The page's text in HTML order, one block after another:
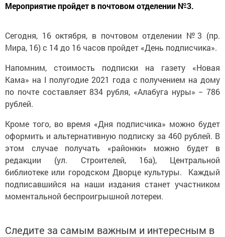
Мероприятие пройдет в почтовом отделении №3.
Сегодня, 16 октября, в почтовом отделении №3 (пр.
Мира, 16) с 14 до 16 часов пройдет «День подписчика».
Напомним, стоимость подписки на газету «Новая
Кама» на I полугодие 2021 года с получением на дому
по почте составляет 834 рубля, «Алабуга нуры» − 786
рублей.
Кроме того, во время «Дня подписчика» можно будет
оформить и альтернативную подписку за 460 рублей. В
этом случае получать «районки» можно будет в
редакции (ул. Строителей, 16а), Центральной
библиотеке или городском Дворце культуры. Каждый
подписавшийся на наши издания станет участником
моментальной беспроигрышной лотереи.
Следите за самым важным и интересным в